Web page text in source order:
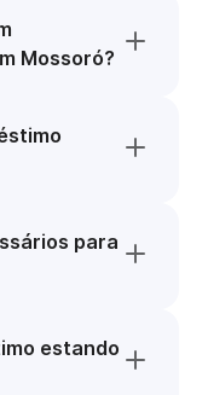
Mossoró?
para
estando